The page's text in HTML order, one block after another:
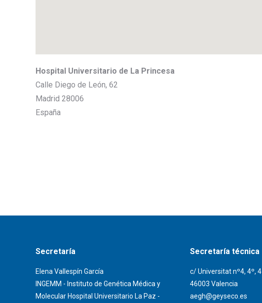
Hospital Universitario de La Princesa
Calle Diego de León, 62
Madrid 28006
España
Secretaría
Elena Vallespín García
INGEMM - Instituto de Genética Médica y
Molecular Hospital Universitario La Paz -
Secretaría técnica
c/ Universitat nº4, 4º, 4
46003 Valencia
aegh@geyseco.es